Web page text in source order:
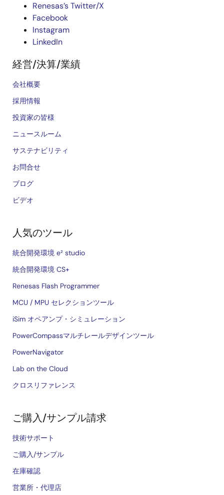
Renesas’s Twitter/X
Facebook
Instagram
LinkedIn
経営/決算/業績
会社概要
採用情報
投資家の皆様
ニュースルーム
サステナビリティ
お問合せ
ブログ
ビデオ
人気のツール
統合開発環境 e² studio
統合開発環境 CS+
Renesas Flash Programmer
MCU / MPU セレクションツール
iSim オペアンプ・シミュレーション
PowerCompassマルチレールデザインツール
PowerNavigator
Lab on the Cloud
クロスリファレンス
ご購入/サンプル請求
技術サポート
ご購入/サンプル
在庫確認
営業所・代理店